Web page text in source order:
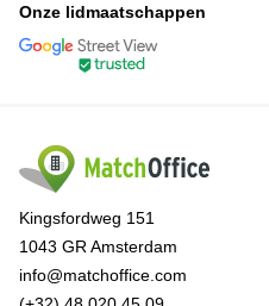
Onze lidmaatschappen
Kingsfordweg 151
1043 GR Amsterdam
info@matchoffice.com